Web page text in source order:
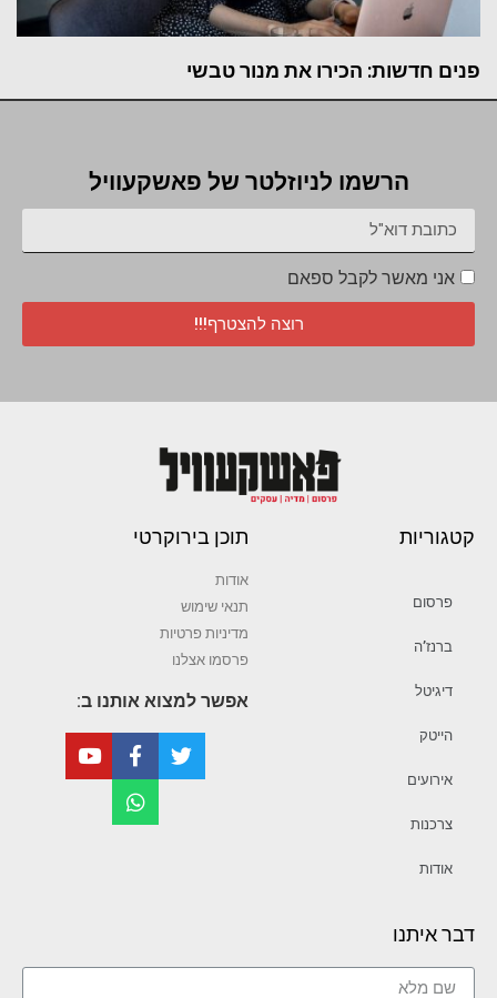
פנים חדשות: הכירו את מנור טבשי
הרשמו לניוזלטר של פאשקעוויל
אני מאשר לקבל ספאם
רוצה להצטרף!!!
קטגוריות
פרסום
ברנז’ה
דיגיטל
הייטק
אירועים
צרכנות
אודות
תוכן בירוקרטי
אודות
תנאי שימוש
מדיניות פרטיות
פרסמו אצלנו
אפשר למצוא אותנו ב:
דבר איתנו